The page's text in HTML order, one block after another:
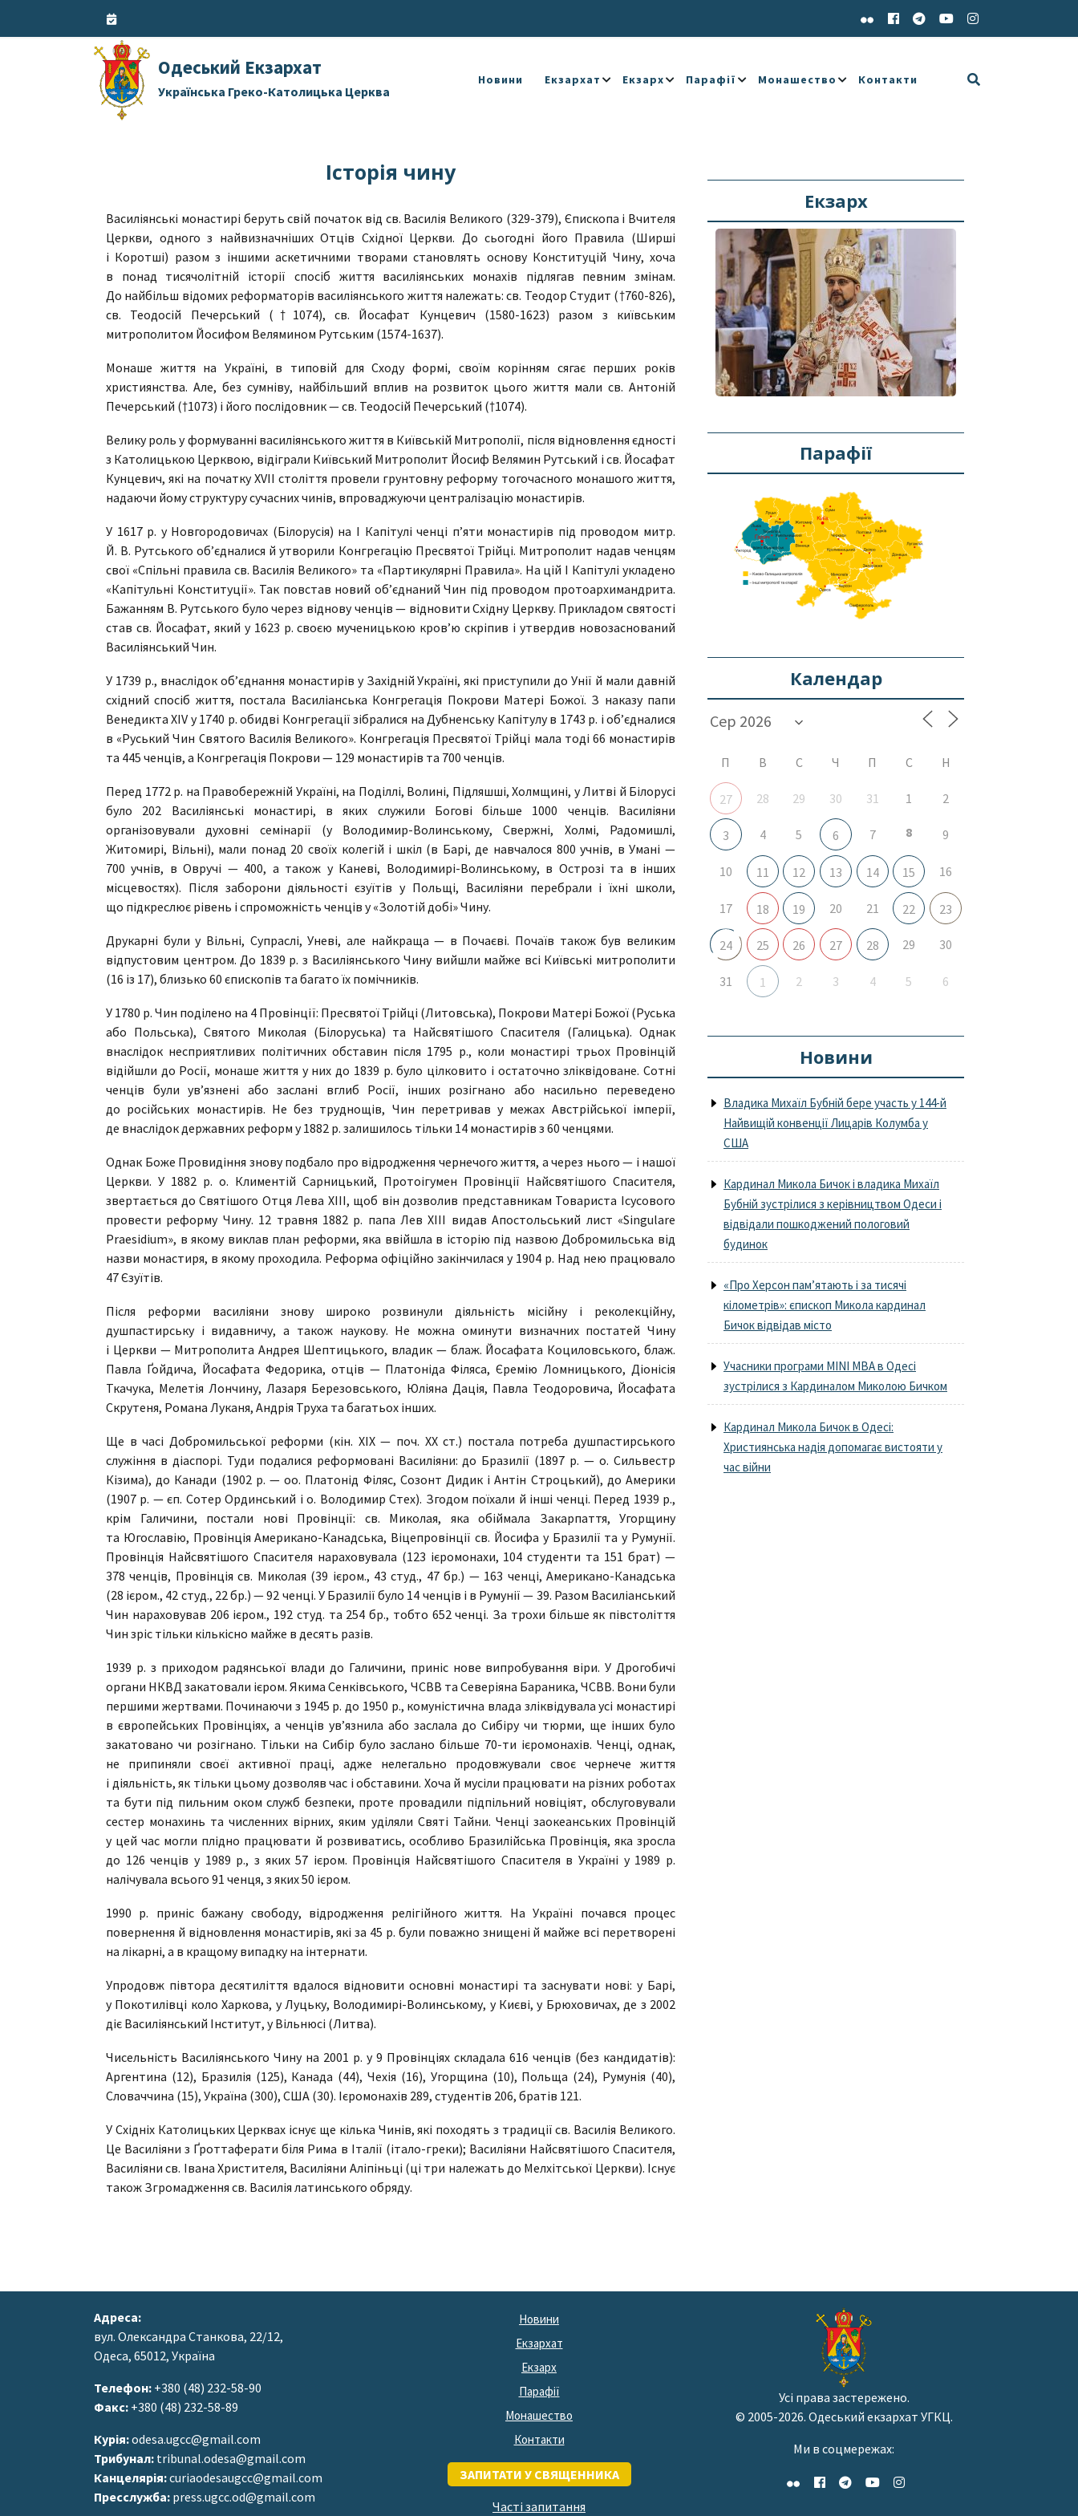
Одеський Екзархат
Українська Греко-Католицька Церква
Новини Екзархат Екзарх Парафії Монашество Контакти
Історія чину
Василіянські монастирі беруть свій початок від св. Василія Великого (329-379), Єпископа і Вчителя
Церкви, одного з найвизначніших Отців Східної Церкви. До сьогодні його Правила (Ширші
і Коротші) разом з іншими аскетичними творами становлять основу Конституцій Чину, хочa
в понад тисячолітній історії спосіб життя василіянських монахів підлягав певним змінам.
До найбільш відомих реформаторів василіянського життя належать: св. Теодор Студит (†760-826),
св. Теодосій Печерський (†1074), св. Йосафат Кунцевич (1580-1623) разом з київським
митрополитом Йосифом Велямином Рутським (1574-1637).
Монаше життя на Україні, в типовій для Сходу формі, своїм корінням сягає перших років
християнства. Але, без сумніву, найбільший вплив на розвиток цього життя мали св. Антоній
Печерський (†1073) i його послідовник — св. Теодосій Печерський (†1074).
Велику роль у формуванні василіянського життя в Київській Митрополії, після відновлення єдності
з Католицькою Церквою, відіграли Київський Митрополит Йосиф Велямин Рутський і св. Йосафат
Кунцевич, які на початку XVII століття провели грунтовну реформу тогочасного монашого життя,
надаючи йому структуру сучасних чинів, впроваджуючи централізацію монастирів.
У 1617 р. у Новгородовичах (Білорусія) на І Капітулі ченці п’яти монастирів під проводом митр.
Й. В. Рутського об’єдналися й утворили Конгрегацію Пресвятої Трійці. Митрополит надав ченцям
свої «Спільні правила св. Василія Великого» та «Партикулярні Правила». На цій І Капітулі укладено
«Капітульні Конституції». Так повстав новий об’єднаний Чин під проводом протоархимандрита.
Бажанням В. Рутського було через віднову ченців — відновити Східну Церкву. Прикладом святості
став св. Йосафат, який у 1623 р. своєю мученицькою кров’ю скріпив і утвердив новозаснований
Василіянський Чин.
У 1739 р., внаслідок об’єднання монастирів у Західній Україні, які приступили до Унії й мали давній
східний спосіб життя, постала Василіанська Конгрегація Покрови Матері Божої. З наказу папи
Венедикта ХІV у 1740 р. обидві Конгрегації зібралися на Дубненську Капітулу в 1743 р. і об’єдналися
в «Руський Чин Святого Василія Великого». Конгрегація Пресвятої Трійці мала тоді 66 монастирів
та 445 ченців, а Конгрегація Покрови — 129 монастирів та 700 ченців.
Перед 1772 р. на Правобережній Україні, на Поділлі, Волині, Підляшші, Холмщині, у Литві й Білорусі
було 202 Василіянські монастирі, в яких служили Богові більше 1000 ченців. Василіяни
організовували духовні семінарії (у Володимир-Волинському, Свержні, Холмі, Радомишлі,
Житомирі, Вільні), мали понад 20 своїх колегій і шкіл (в Барі, де навчалося 800 учнів, в Умані —
700 учнів, в Овручі — 400, а також у Каневі, Володимирі-Волинському, в Острозі та в інших
місцевостях). Після заборони діяльності єзуїтів у Польщі, Василіяни перебрали і їхні школи,
що підкреслює рівень і спроможність ченців у «Золотій добі» Чину.
Друкарні були у Вільні, Супраслі, Уневі, але найкраща — в Почаєві. Почаїв також був великим
відпустовим центром. До 1839 р. з Василіянського Чину вийшли майже всі Київські митрополити
(16 із 17), близько 60 єпископів та багато їх помічників.
У 1780 р. Чин поділено на 4 Провінції: Пресвятої Трійці (Литовська), Покрови Матері Божої (Руська
або Польська), Святого Миколая (Білоруська) та Найсвятішого Спасителя (Галицька). Однак
внаслідок несприятливих політичних обставин після 1795 р., коли монастирі трьох Провінцій
відійшли до Росії, монаше життя у них до 1839 р. було цілковито і остаточно зліквідоване. Сотні
ченців були ув’язнені або заслані вглиб Росії, інших розігнано або насильно переведено
до російських монастирів. Не без труднощів, Чин перетривав у межах Австрійської імперії,
де внаслідок державних реформ у 1882 р. залишилось тільки 14 монастирів з 60 ченцями.
Однак Боже Провидіння знову подбало про відродження чернечого життя, а через нього — і нашої
Церкви. У 1882 р. о. Климентій Сарницький, Протоігумен Провінції Найсвятішого Спасителя,
звертається до Святішого Отця Лева XIII, щоб він дозволив представникам Товариста Ісусового
провести реформу Чину. 12 травня 1882 р. папа Лев ХІІІ видав Апостольський лист «Singulare
Praesidium», в якому виклав план реформи, яка ввійшла в історію під назвою Добромильська від
назви монастиря, в якому проходила. Реформа офіційно закінчилася у 1904 р. Над нею працювало
47 Єзуїтів.
Після реформи василіяни знову широко розвинули діяльність місійну і реколекційну,
душпастирську і видавничу, а також наукову. Не можна оминути визначних постатей Чину
і Церкви — Митрополита Андрея Шептицького, владик — блаж. Йосафата Коциловського, блаж.
Павла Ґойдича, Йосафата Федорика, отців — Платоніда Філяса, Єремію Ломницького, Діонісія
Ткачука, Мелетія Лончину, Лазаря Березовського, Юліяна Дація, Павла Теодоровича, Йосафата
Скрутеня, Романа Луканя, Андрія Труха та багатьох інших.
Ще в часі Добромильської реформи (кін. XIX — поч. XX ст.) постала потреба душпастирського
служіння в діаспорі. Туди подалися реформовані Василіяни: до Бразилії (1897 р. — о. Сильвестр
Кізима), до Канади (1902 р. — оо. Платонід Філяс, Созонт Дидик і Антін Строцький), до Америки
(1907 р. — єп. Сотер Ординський і о. Володимир Стех). Згодом поїхали й інші ченці. Перед 1939 р.,
крім Галичини, постали нові Провінції: св. Миколая, яка обіймала Закарпаття, Угорщину
та Югославію, Провінція Американо-Канадська, Віцепровінції св. Йосифа у Бразилії та у Румунії.
Провінція Найсвятішого Спасителя нараховувала (123 ієромонахи, 104 студенти та 151 брат) —
378 ченців, Провінція св. Миколая (39 ієром., 43 студ., 47 бр.) — 163 ченці, Американо-Канадська
(28 ієром., 42 студ., 22 бр.) — 92 ченці. У Бразилії було 14 ченців і в Румунії — 39. Разом Василіанський
Чин нараховував 206 ієром., 192 студ. та 254 бр., тобто 652 ченці. За трохи більше як півстоліття
Чин зріс тільки кількісно майже в десять разів.
1939 р. з приходом радянської влади до Галичини, приніс нове випробування віри. У Дрогобичі
органи НКВД закатовали ієром. Якима Сенківського, ЧСВВ та Северіяна Бараника, ЧСВВ. Вони були
першими жертвами. Починаючи з 1945 р. до 1950 р., комуністична влада зліквідувала усі монастирі
в європейських Провінціях, а ченців ув’язнила або заслала до Сибіру чи тюрми, ще інших було
закатовано чи розігнано. Тільки на Сибір було заслано більше 70-ти ієромонахів. Ченці, однак,
не припиняли своєї активної праці, адже нелегально продовжували своє чернече життя
і діяльність, як тільки цьому дозволяв час і обставини. Хоча й мусіли працювати на різних роботах
та бути під пильним оком служб безпеки, проте провадили підпільний новіціят, обслуговували
сестер монахинь та численних вірних, яким уділяли Святі Тайни. Ченці заокеанських Провінцій
у цей час могли плідно працювати й розвиватись, особливо Бразилійська Провінція, яка зросла
до 126 ченців у 1989 р., з яких 57 ієром. Провінція Найсвятішого Спасителя в Україні у 1989 р.
налічувала всього 91 ченця, з яких 50 ієром.
1990 р. приніс бажану свободу, відродження релігійного життя. На Україні почався процес
повернення й відновлення монастирів, які за 45 р. були поважно знищені й майже всі перетворені
на лікарні, а в кращому випадку на інтернати.
Упродовж півтора десятиліття вдалося відновити основні монастирі та заснувати нові: у Барі,
у Покотилівці коло Харкова, у Луцьку, Володимирі-Волинському, у Києві, у Брюховичах, де з 2002
діє Василіянський Інститут, у Вільнюсі (Литва).
Чисельність Василіянського Чину на 2001 р. у 9 Провінціях складала 616 ченців (без кандидатів):
Аргентина (12), Бразилія (125), Канада (44), Чехія (16), Угорщина (10), Польща (24), Румунія (40),
Словаччина (15), Україна (300), США (30). Ієромонахів 289, студентів 206, братів 121.
У Східніх Католицьких Церквах існує ще кілька Чинів, які походять з традиції св. Василія Великого.
Це Василіяни з Ґроттаферати біля Рима в Італії (італо-греки); Василіяни Найсвятішого Спасителя,
Василіяни св. Івана Христителя, Василіяни Аліпіньці (ці три належать до Мелхітської Церкви). Існує
також Згромадження св. Василія латинського обряду.
Екзарх
Парафії
Календар
П В С Ч П С Н
27 28 29 30 31 1 2
3 4 5 6 7 8 9
10 11 12 13 14 15 16
17 18 19 20 21 22 23
24 25 26 27 28 29 30
31 1 2 3 4 5 6
Новини
Владика Михаїл Бубній бере участь у 144-й
Найвищій конвенції Лицарів Колумба у
США
Кардинал Микола Бичок і владика Михаїл
Бубній зустрілися з керівництвом Одеси і
відвідали пошкоджений пологовий
будинок
«Про Херсон пам’ятають і за тисячі
кілометрів»: єпископ Микола кардинал
Бичок відвідав місто
Учасники програми MINI MBA в Одесі
зустрілися з Кардиналом Миколою Бичком
Кардинал Микола Бичок в Одесі:
Християнська надія допомагає вистояти у
час війни
Адреса:
вул. Олександра Станкова, 22/12,
Одеса, 65012, Україна
Телефон: +380 (48) 232-58-90
Факс: +380 (48) 232-58-89
Курія:odesa.ugcc@gmail.com
Трибунал: tribunal.odesa@gmail.com
Канцелярія:curiaodesaugcc@gmail.com
Пресслужба: press.ugcc.od@gmail.com
Новини
Екзархат
Екзарх
Парафії
Монашество
Контакти
ЗАПИТАТИ У СВЯЩЕННИКА
Часті запитання
Усі права застережено.
© 2005-2026. Одеський екзархат УГКЦ.
Ми в соцмережах: